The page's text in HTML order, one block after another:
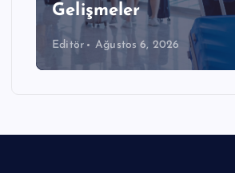
Gelişmeler
Editör Ağustos 6, 2026